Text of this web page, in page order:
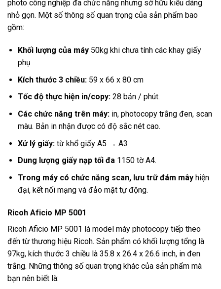
photo công nghiệp đa chức năng nhưng sở hữu kiểu dáng
nhỏ gọn. Một số thông số quan trọng của sản phẩm bao
gồm:
Khối lượng của máy50kg khi chưa tính các khay giấy
phụ
Kích thước 3 chiều:59 x 66 x 80 cm
Tốc độ thực hiện in/copy:28 bản / phút.
Các chức năng trên máy:in, photocopy trắng đen, scan
màu. Bản in nhận được có độ sắc nét cao.
Xử lý giấy:từ khổ giấy A5 → A3
Dung lượng giấy nạp tối đa1150 tờ A4.
Trong máy có chức năng scan, lưu trữ đám mâyhiện
đại, kết nối mạng và đảo mặt tự động.
Ricoh Aficio MP 5001
Ricoh Aficio MP 5001 là model máy photocopy tiếp theo
đến từ thương hiệu Ricoh. Sản phẩm có khối lượng tổng là
97kg, kích thước 3 chiều là 35.8 x 26.4 x 26.6 inch, in đen
trắng. Những thông số quan trọng khác của sản phẩm mà
bạn nên biết là: